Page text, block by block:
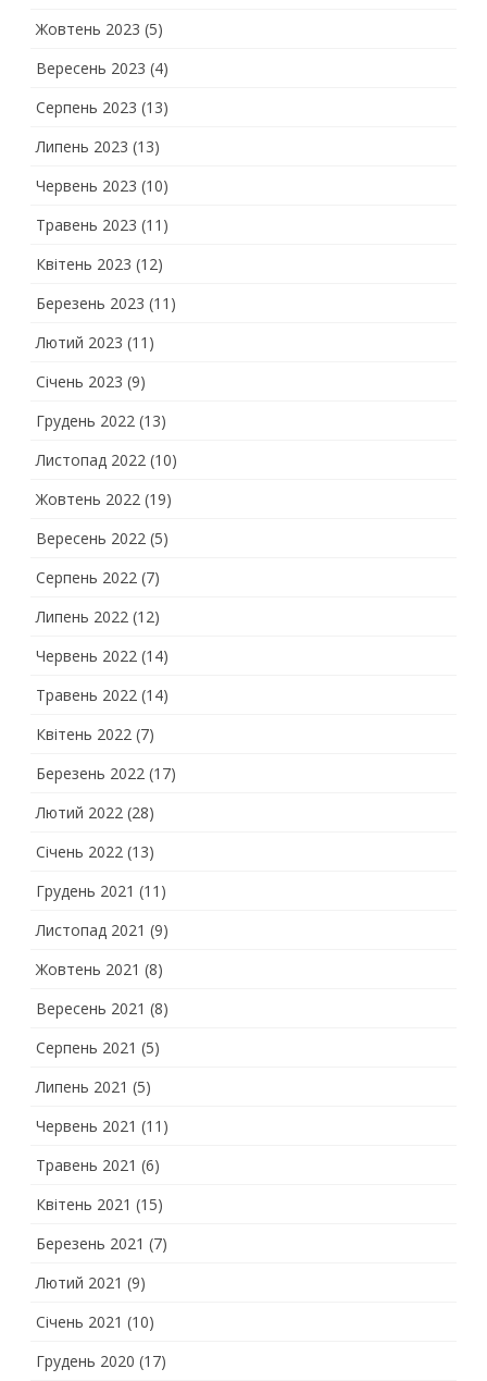
Жовтень 2023 (5)
Вересень 2023 (4)
Серпень 2023 (13)
Липень 2023 (13)
Червень 2023 (10)
Травень 2023 (11)
Квітень 2023 (12)
Березень 2023 (11)
Лютий 2023 (11)
Січень 2023 (9)
Грудень 2022 (13)
Листопад 2022 (10)
Жовтень 2022 (19)
Вересень 2022 (5)
Серпень 2022 (7)
Липень 2022 (12)
Червень 2022 (14)
Травень 2022 (14)
Квітень 2022 (7)
Березень 2022 (17)
Лютий 2022 (28)
Січень 2022 (13)
Грудень 2021 (11)
Листопад 2021 (9)
Жовтень 2021 (8)
Вересень 2021 (8)
Серпень 2021 (5)
Липень 2021 (5)
Червень 2021 (11)
Травень 2021 (6)
Квітень 2021 (15)
Березень 2021 (7)
Лютий 2021 (9)
Січень 2021 (10)
Грудень 2020 (17)